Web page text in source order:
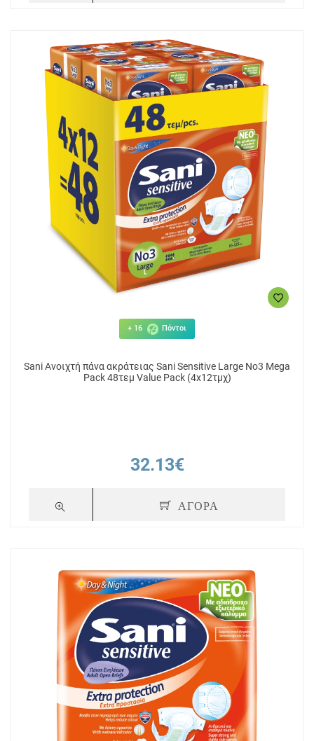
+ 16 Πόντοι
Sani Ανοιχτή πάνα ακράτειας Sani Sensitive Large No3 Mega
Pack 48τεμ Value Pack (4x12τμχ)
32.13€
ΑΓΟΡΑ